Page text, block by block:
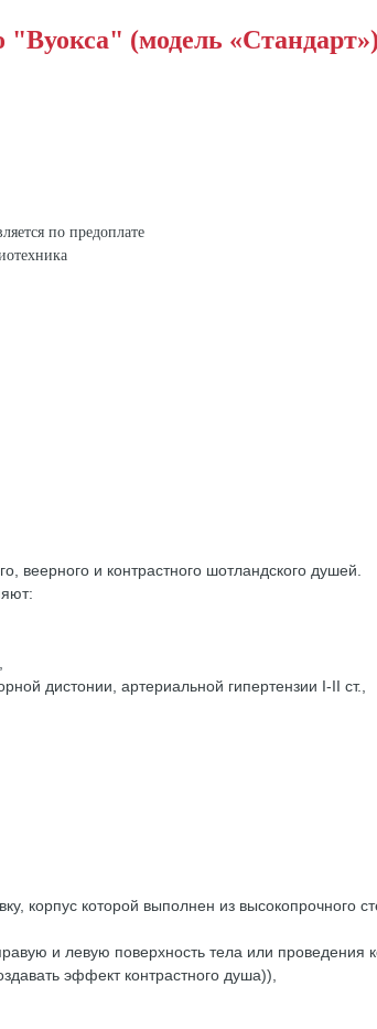
(модель «Стандарт»)
по предоплате
веерного и контрастного шотландского душей.
дистонии, артериальной гипертензии I-II ст.,
корпус которой выполнен из высокопрочного
и левую поверхность тела или проведения
эффект контрастного душа)),